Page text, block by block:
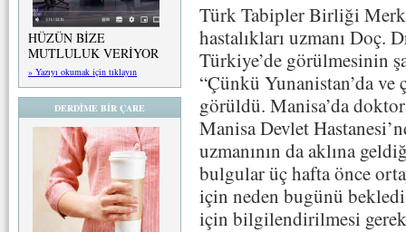
HÜZÜN BİZE
MUTLULUK VERİYOR
» Yazıyı okumak için tıklayın
DERDİME BİR ÇARE
Türk Tabipler Birliği
hastalıkları uzmanı Doç.
Türkiye’de görülmesinin
“Çünkü Yunanistan’da
görüldü. Manisa’da
Manisa Devlet
uzmanının da aklına
bulgular üç hafta önce
için neden bugünü
için bilgilendirilmesi